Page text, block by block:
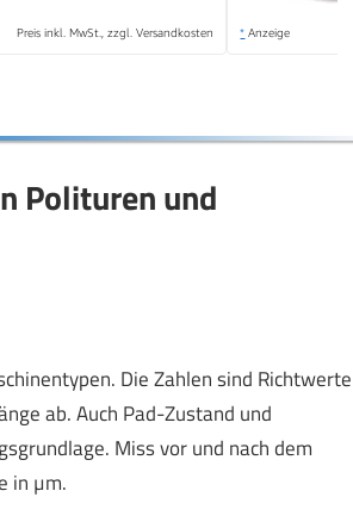
Preis inkl. MwSt., zzgl. Versandkosten * Anzeige
Polituren und
Die Zahlen sind
ab. Auch Pad-Zustand und
Miss vor und nach dem
in µm.